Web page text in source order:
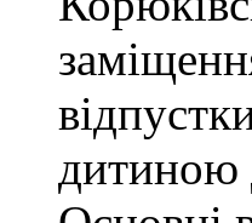
дитиною